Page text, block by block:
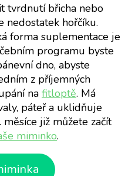
tvrdnutí břicha nebo
nedostatek hořčíku.
forma suplementace je
programu byste
dno, abyste
z příjemných
na fitloptě. Má
páteř a uklidňuje
již můžete začít
miminko.